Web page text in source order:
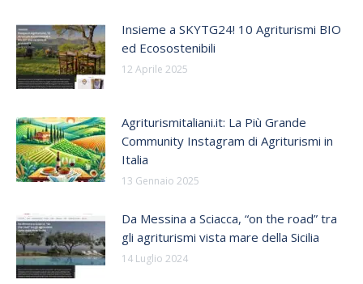
Insieme a SKYTG24! 10 Agriturismi BIO
ed Ecosostenibili
12 Aprile 2025
Agriturismitaliani.it: La Più Grande
Community Instagram di Agriturismi in
Italia
13 Gennaio 2025
Da Messina a Sciacca, “on the road” tra
gli agriturismi vista mare della Sicilia
14 Luglio 2024